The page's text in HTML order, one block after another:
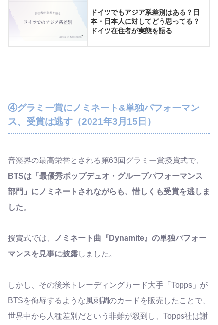
ドイツでもアジア系差別はある？日
本・日本人に対してどう思ってる？
ドイツ在住者が実態を語る
④グラミー賞にノミネート&単独パフォーマン
ス、受賞は逃す（2021年3月15日）
音楽界の最高栄誉とされる第63回グラミー賞授賞式で、
BTSは「最優秀ポップデュオ・グループパフォーマンス
部門」にノミネートされながらも、惜しくも受賞を逃しま
した。
授賞式では、
ノミネート曲『Dynamite』の単独パフォー
マンスを見事に披露しました。
しかし、その後米トレーディングカード大手「Topps」が
BTSを侮辱するような風刺調のカードを販売したことで、
世界中から人種差別だという非難が殺到し、Topps社は謝